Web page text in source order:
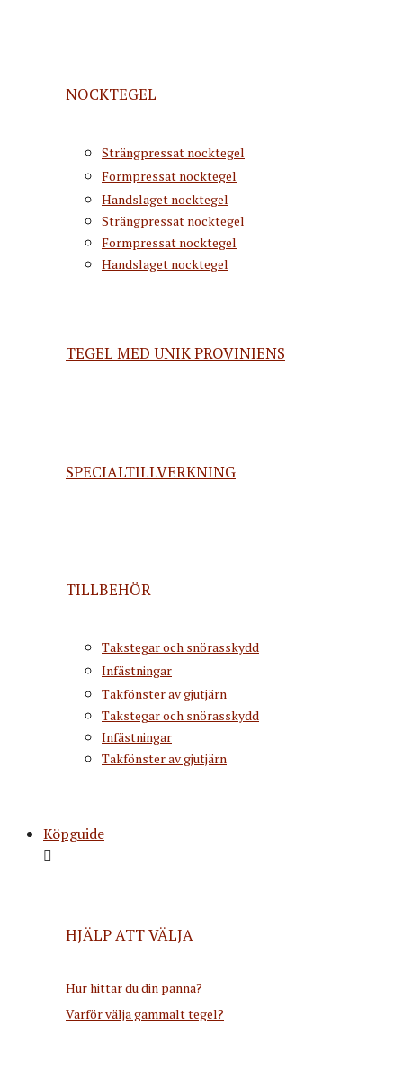
NOCKTEGEL
Strängpressat nocktegel
Formpressat nocktegel
Handslaget nocktegel
Strängpressat nocktegel
Formpressat nocktegel
Handslaget nocktegel
TEGEL MED UNIK PROVINIENS
SPECIALTILLVERKNING
TILLBEHÖR
Takstegar och snörasskydd
Infästningar
Takfönster av gjutjärn
Takstegar och snörasskydd
Infästningar
Takfönster av gjutjärn
Köpguide
HJÄLP ATT VÄLJA
Hur hittar du din panna?
Varför välja gammalt tegel?